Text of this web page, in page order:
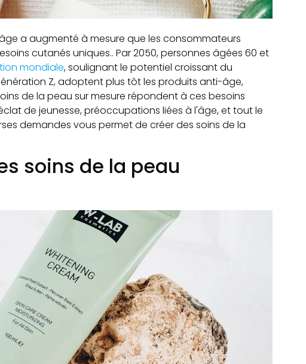
a augmenté à mesure que les consommateurs
cutanés uniques.. Par 2050, personnes âgées 60 et
mondiale, soulignant le potentiel croissant du
Z, adoptent plus tôt les produits anti-âge,
de la peau sur mesure répondent à ces besoins
de jeunesse, préoccupations liées à l'âge, et tout le
demandes vous permet de créer des soins de la
soins de la peau